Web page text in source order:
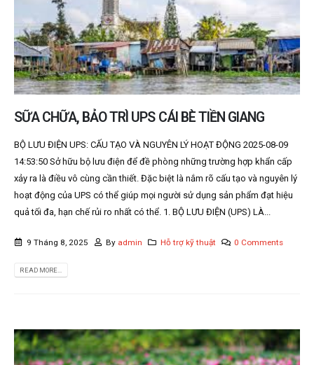
SỮA CHỮA, BẢO TRÌ UPS CÁI BÈ TIỀN GIANG
BỘ LƯU ĐIỆN UPS: CẤU TẠO VÀ NGUYÊN LÝ HOẠT ĐỘNG 2025-08-09
14:53:50 Sở hữu bộ lưu điện để đề phòng những trường hợp khẩn cấp
xảy ra là điều vô cùng cần thiết. Đặc biệt là nắm rõ cấu tạo và nguyên lý
hoạt động của UPS có thể giúp mọi người sử dụng sản phẩm đạt hiệu
quả tối đa, hạn chế rủi ro nhất có thể. 1. BỘ LƯU ĐIỆN (UPS) LÀ...
9 Tháng 8, 2025 By admin Hỗ trợ kỹ thuật 0 Comments
READ MORE...